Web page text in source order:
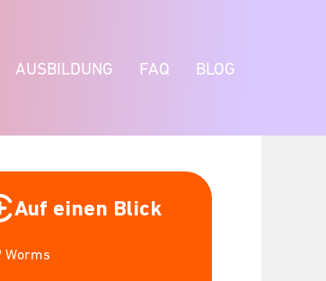
AUSBILDUNG FAQ BLOG
Auf einen Blick
Worms